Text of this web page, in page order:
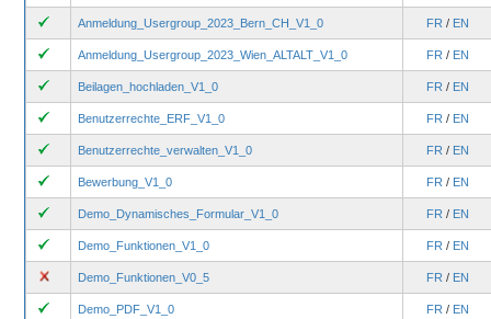
Anmeldung_Usergroup_2023_Bern_CH_V1_0 FR / EN
Anmeldung_Usergroup_2023_Wien_ALTALT_V1_0 FR / EN
Beilagen_hochladen_V1_0 FR / EN
Benutzerrechte_ERF_V1_0 FR / EN
Benutzerrechte_verwalten_V1_0 FR / EN
Bewerbung_V1_0 FR / EN
Demo_Dynamisches_Formular_V1_0 FR / EN
Demo_Funktionen_V1_0 FR / EN
Demo_Funktionen_V0_5 FR / EN
Demo_PDF_V1_0 FR / EN